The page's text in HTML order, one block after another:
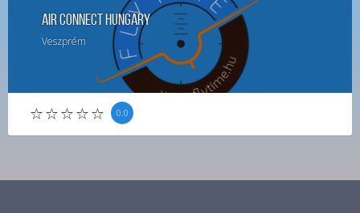
Air Connect Hungary
Veszprém
0.0